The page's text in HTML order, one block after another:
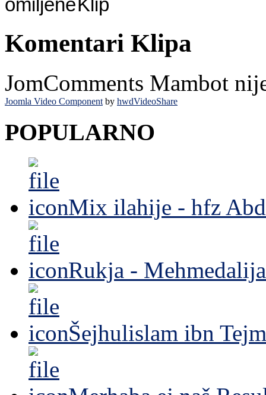
Komentari Klipa
JomComments Mambot
Joomla Video Component by hwdVideoShare
POPULARNO
Mix ilahije - hfz
Rukja -
Šejhulislam ibn